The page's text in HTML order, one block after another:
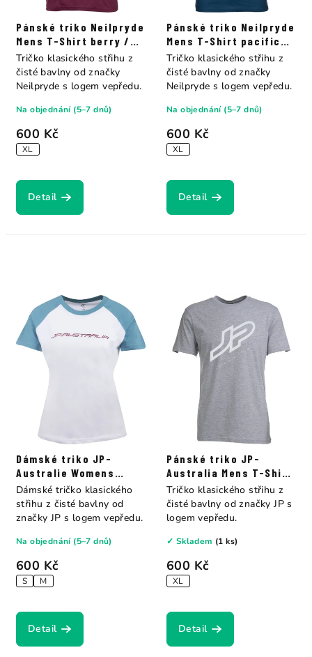
Pánské triko Neilpryde
Mens T-Shirt berry /
juicy
600 Kč
XL
Na objednání (5–7 dnů)
Detail
Tričko klasického střihu z
čisté bavlny od značky
Neilpryde s logem vepředu.
Pánské triko Neilpryde
Mens T-Shirt pacific
blue
600 Kč
XL
Na objednání (5–7 dnů)
Detail
Tričko klasického střihu z
čisté bavlny od značky
Neilpryde s logem vepředu.
Dámské triko JP-
Australie Womens
white / peacock blue
600 Kč
S M
Na objednání (5–7 dnů)
Detail
Dámské tričko klasického
střihu z čisté bavlny od
značky JP s logem vepředu.
Pánské triko JP-
Australia Mens T-Shirt
heather grey
600 Kč
XL
✓ Skladem (1 ks)
Detail
Tričko klasického střihu z
čisté bavlny od značky JP s
logem vepředu.